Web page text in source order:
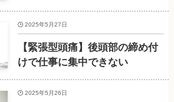
【緊張型頭痛】後頭部の締め付
けで仕事に集中できない
2025年5月27日
2025年5月26日